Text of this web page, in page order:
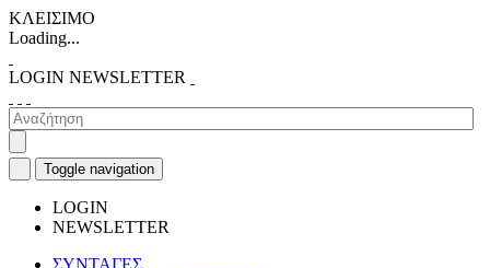
ΚΛΕΙΣΙΜΟ
Loading...
LOGIN NEWSLETTER
Toggle navigation
LOGIN
NEWSLETTER
ΣΥΝΤΑΓΕΣ